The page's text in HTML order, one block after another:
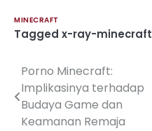
MINECRAFT
Tagged x-ray-
Post
navigation
Porno Minecraft:
Implikasinya terhadap
Budaya Game dan
Keamanan Remaja